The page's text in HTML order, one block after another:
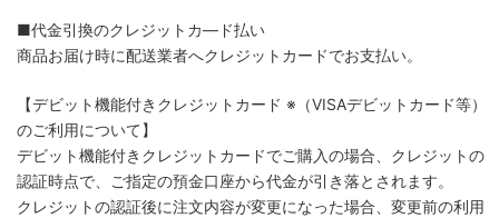
■代金引換のクレジットカ―ド払い
商品お届け時に配送業者へクレジットカードでお支払い。
【デビット機能付きクレジットカード ※（VISAデビットカード等）
のご利用について】
デビット機能付きクレジットカードでご購入の場合、クレジットの
認証時点で、ご指定の預金口座から代金が引き落とされます。
クレジットの認証後に注文内容が変更になった場合、変更前の利用